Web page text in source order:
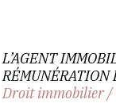
L’AGENT
RÉMUNÉRATION
Droit immobilier/